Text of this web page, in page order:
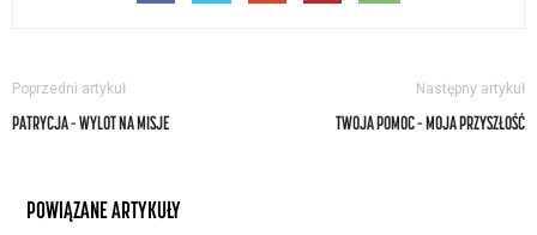
Poprzedni artykuł
PATRYCJA – WYLOT NA MISJE
Następny artykuł
TWOJA POMOC – MOJA PRZYSZŁOŚĆ
POWIĄZANE ARTYKUŁY